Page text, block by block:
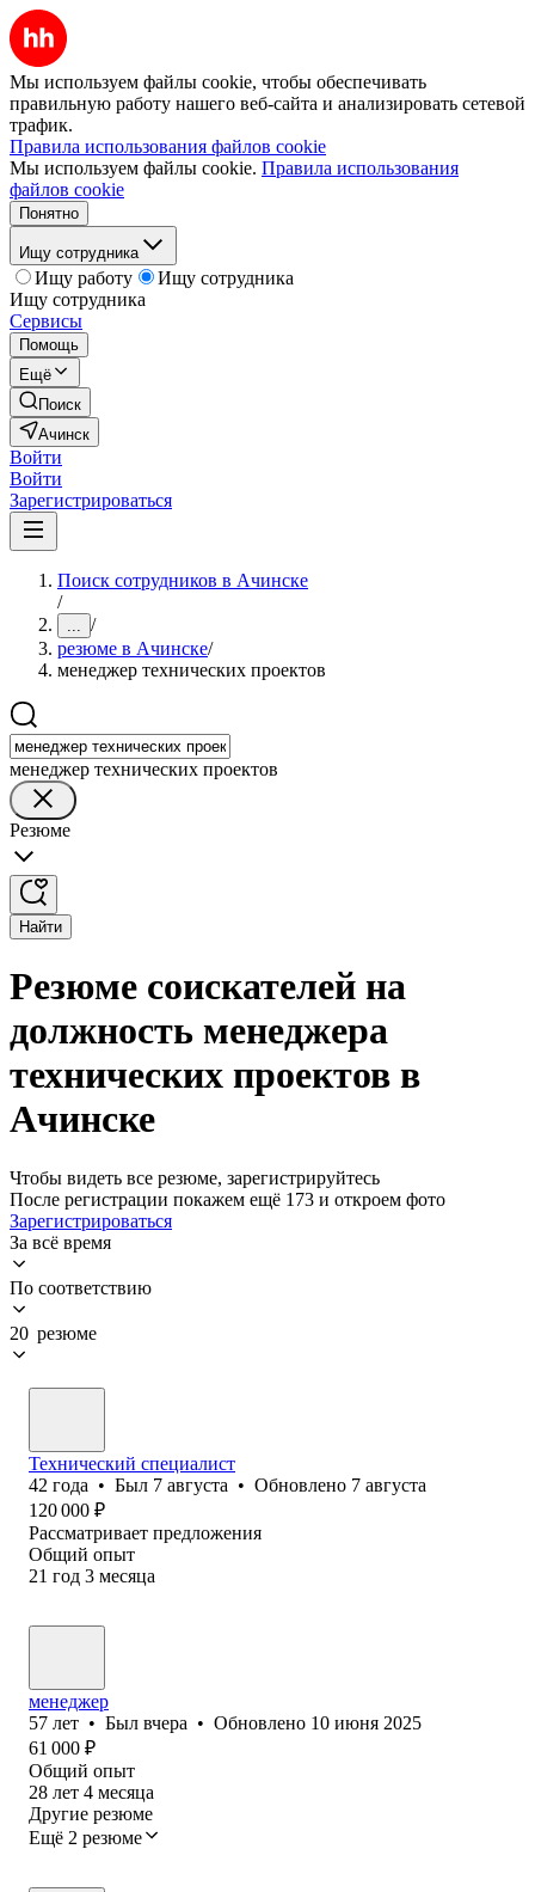
Мы используем файлы cookie, чтобы обеспечивать
правильную работу нашего веб-сайта и анализировать сетевой
трафик.
Правила использования файлов cookie
Мы используем файлы cookie. Правила использования
файлов cookie
Понятно
Ищу сотрудника
Ищу работу
Ищу сотрудника
Ищу сотрудника
Сервисы
Помощь
Ещё
Поиск
Ачинск
Войти
Войти
Зарегистрироваться
Поиск сотрудников в Ачинске
/
... /
резюме в Ачинске/
менеджер технических проектов
менеджер технических проектов
Резюме
Найти
Резюме соискателей на
должность менеджера
технических проектов в
Ачинске
Чтобы видеть все резюме, зарегистрируйтесь
После регистрации покажем ещё 173 и откроем фото
Зарегистрироваться
За всё время
По соответствию
20 резюме
Технический специалист
42 года • Был 7 августа • Обновлено 7 августа
120 000 ₽
Рассматривает предложения
Общий опыт
21 год 3 месяца
менеджер
57 лет • Был вчера • Обновлено 10 июня 2025
61 000 ₽
Общий опыт
28 лет 4 месяца
Другие резюме
Ещё 2 резюме